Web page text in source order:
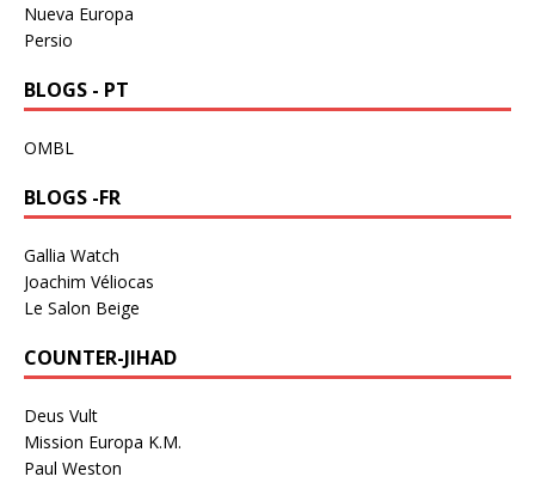
Nueva Europa
Persio
BLOGS - PT
OMBL
BLOGS -FR
Gallia Watch
Joachim Véliocas
Le Salon Beige
COUNTER-JIHAD
Deus Vult
Mission Europa K.M.
Paul Weston